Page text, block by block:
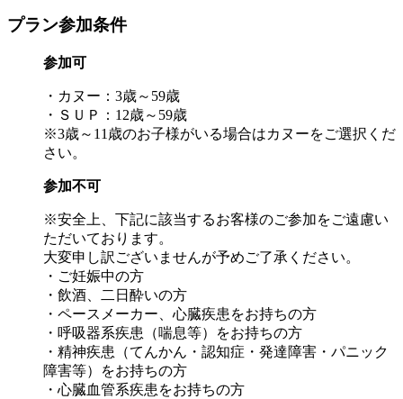
プラン参加条件
参加可
・カヌー：3歳～59歳
・ＳＵＰ：12歳～59歳
※3歳～11歳のお子様がいる場合はカヌーをご選択くだ
さい。
参加不可
※安全上、下記に該当するお客様のご参加をご遠慮い
ただいております。
大変申し訳ございませんが予めご了承ください。
・ご妊娠中の方
・飲酒、二日酔いの方
・ペースメーカー、心臓疾患をお持ちの方
・呼吸器系疾患（喘息等）をお持ちの方
・精神疾患（てんかん・認知症・発達障害・パニック
障害等）をお持ちの方
・心臓血管系疾患をお持ちの方